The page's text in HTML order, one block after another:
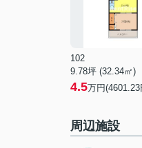
102
9.78坪 (32.34㎡)
4.5万円
周辺施設